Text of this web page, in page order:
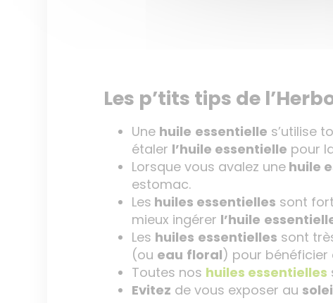
Les p’tits tips de
Une huile essentielle s’utilise
étaler l’huile essentielle pour
Lorsque vous avalez une huile
estomac.
Les huiles essentielles sont
mieux ingérer l’huile
Les huiles essentielles sont
(ou eau floral) pour bénéficier
Toutes nos huiles essentielles
Evitez de vous exposer au